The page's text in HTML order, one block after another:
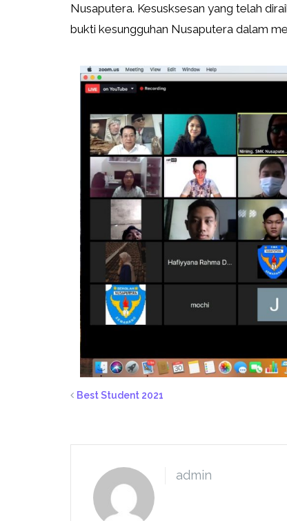
Nusaputera. Kesusksesan yang telah
bukti kesungguhan Nusaputera dalam
Best Student 2021
admin